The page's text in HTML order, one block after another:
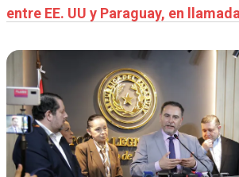
entre EE. UU y Paraguay, en